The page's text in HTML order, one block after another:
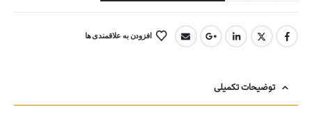
افزودن به علاقمندی ها
توضیحات تکمیلی